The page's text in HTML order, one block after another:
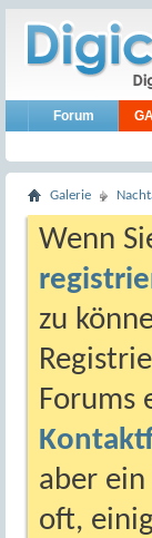
Forum
Galerie
Wenn
zu
Forums
aber
oft,